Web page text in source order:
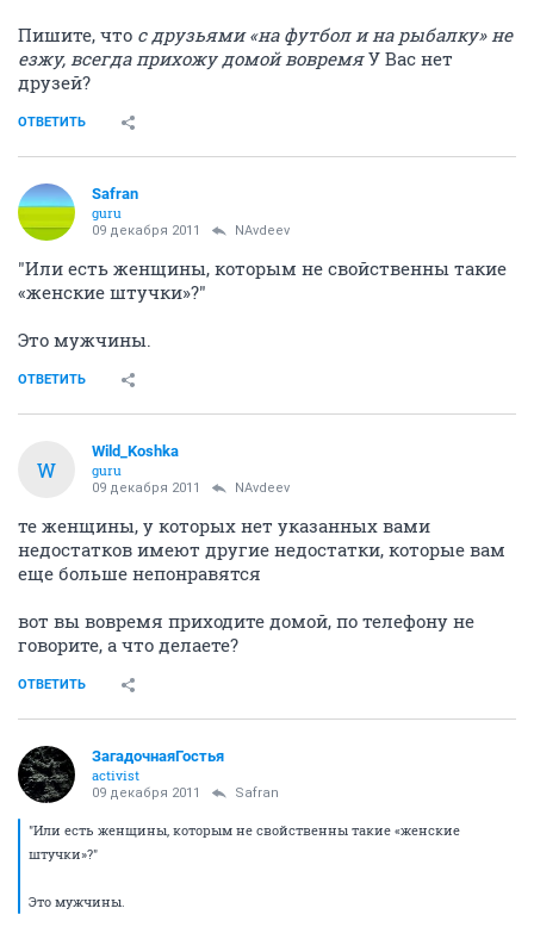
Пишите, что с друзьями «на футбол и на рыбалку» не
езжу, всегда прихожу домой вовремяУ Вас нет
друзей?
ОТВЕТИТЬ
Safran
guru
09 декабря 2011 NAvdeev
"Или есть женщины, которым не свойственны такие
«женские штучки»?"
Это мужчины.
ОТВЕТИТЬ
W
Wild_Koshka
guru
09 декабря 2011 NAvdeev
те женщины, у которых нет указанных вами
недостатков имеют другие недостатки, которые вам
еще больше непонравятся
вот вы вовремя приходите домой, по телефону не
говорите, а что делаете?
ОТВЕТИТЬ
ЗагадочнаяГостья
activist
09 декабря 2011 Safran
"Или есть женщины, которым не свойственны такие «женские
штучки»?"
Это мужчины.